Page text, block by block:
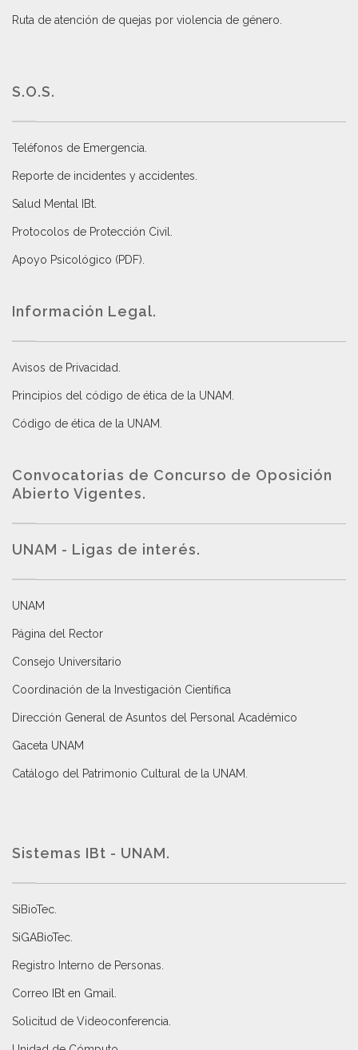
Ruta de atención de quejas por violencia de género
S.O.S.
Teléfonos de Emergencia.
Reporte de incidentes y accidentes
Salud Mental IBt
Protocolos de Protección Civil
Apoyo Psicológico (PDF)
Información Legal.
Avisos de Privacidad
Principios del código de ética de la UNAM
Código de ética de la UNAM
Convocatorias de Concurso de Oposición
Abierto Vigentes.
UNAM - Ligas de interés.
UNAM
Página del Rector
Consejo Universitario
Coordinación de la Investigación Científica
Dirección General de Asuntos del Personal Académico
Gaceta UNAM
Catálogo del Patrimonio Cultural de la UNAM.
Sistemas IBt - UNAM.
SiBioTec
SiGABioTec.
Registro Interno de Personas
Correo IBt en Gmail
Solicitud de Videoconferencia.